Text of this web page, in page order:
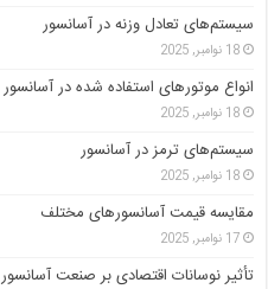
سیستم‌های تعادل وزنه در آسانسور
18 نوامبر, 2025
انواع موتورهای استفاده شده در آسانسور
18 نوامبر, 2025
سیستم‌های ترمز در آسانسور
18 نوامبر, 2025
مقایسه قیمت آسانسورهای مختلف
17 نوامبر, 2025
تأثیر نوسانات اقتصادی بر صنعت آسانسور